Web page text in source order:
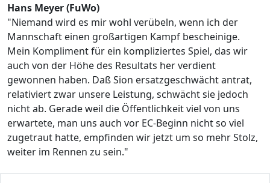
Hans Meyer (FuWo)
"Niemand wird es mir wohl verübeln, wenn ich der
Mannschaft einen großartigen Kampf bescheinige.
Mein Kompliment für ein kompliziertes Spiel, das wir
auch von der Höhe des Resultats her verdient
gewonnen haben. Daß Sion ersatzgeschwächt antrat,
relativiert zwar unsere Leistung, schwächt sie jedoch
nicht ab. Gerade weil die Öffentlichkeit viel von uns
erwartete, man uns auch vor EC-Beginn nicht so viel
zugetraut hatte, empfinden wir jetzt um so mehr Stolz,
weiter im Rennen zu sein."